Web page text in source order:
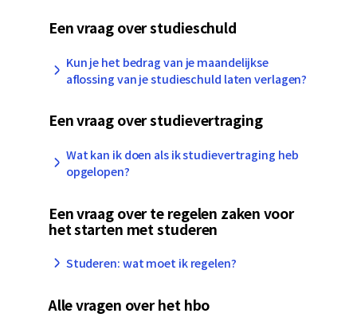
Een vraag over studieschuld
Kun je het bedrag van je maandelijkse
aflossing van je studieschuld laten verlagen?
Een vraag over studievertraging
Wat kan ik doen als ik studievertraging heb
opgelopen?
Een vraag over te regelen zaken voor
het starten met studeren
Studeren: wat moet ik regelen?
Alle vragen over het hbo